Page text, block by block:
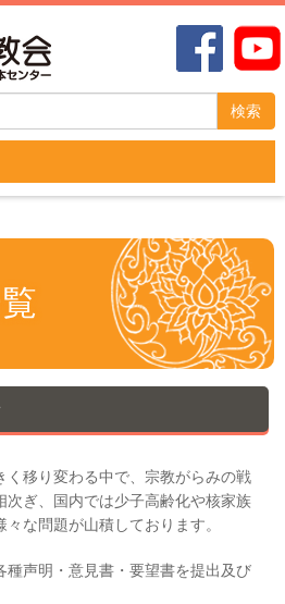
検索
く移り変わる中で、宗教がらみの戦
次ぎ、国内では少子高齢化や核家族
な問題が山積しております。
種声明・意見書・要望書を提出及び